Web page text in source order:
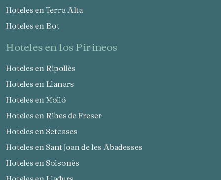
Hoteles en Terra Alta
Hoteles en Bot
hoteles en los Pirineos
Hoteles en Ripollès
Hoteles en Llanars
Hoteles en Molló
Hoteles en Ribes de Freser
Hoteles en Setcases
Hoteles en Sant Joan de les Abadesses
Hoteles en Solsonès